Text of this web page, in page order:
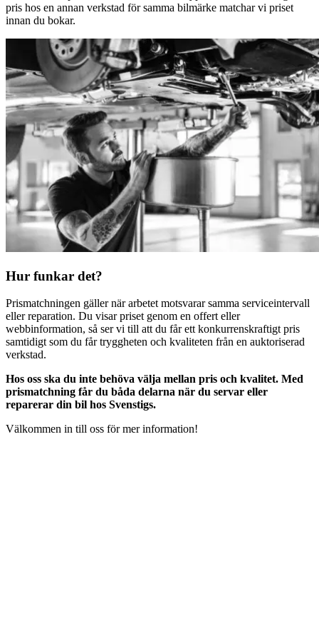
pris hos en annan verkstad för samma bilmärke matchar vi priset
innan du bokar.
Hur funkar det?
Prismatchningen gäller när arbetet motsvarar samma serviceintervall
eller reparation. Du visar priset genom en offert eller
webbinformation, så ser vi till att du får ett konkurrenskraftigt pris
samtidigt som du får tryggheten och kvaliteten från en auktoriserad
verkstad.
Hos oss ska du inte behöva välja mellan pris och kvalitet. Med
prismatchning får du båda delarna när du servar eller
reparerar din bil hos Svenstigs.
Välkommen in till oss för mer information!